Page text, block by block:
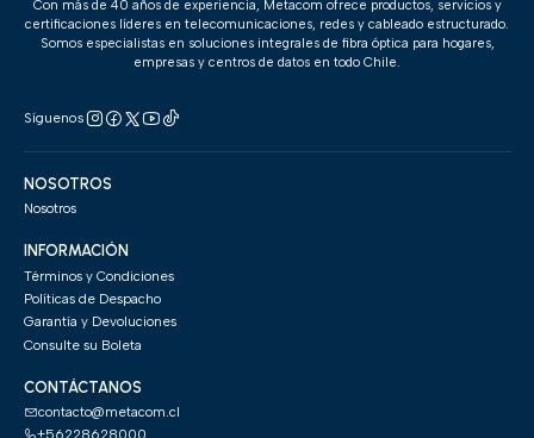
Con más de 40 años de experiencia, Metacom ofrece productos, servicios y
certificaciones líderes en telecomunicaciones, redes y cableado estructurado.
Somos especialistas en soluciones integrales de fibra óptica para hogares,
empresas y centros de datos en todo Chile.
Síguenos
NOSOTROS
Nosotros
INFORMACIÓN
Términos y Condiciones
Políticas de Despacho
Garantía y Devoluciones
Consulte su Boleta
CONTÁCTANOS
contacto@metacom.cl